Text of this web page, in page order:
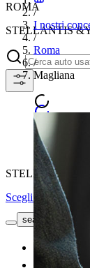
ROMA
STELLANTIS
STELLANTIS
Scegli un'altra città
search button -
Nuovo
/
I nostri
/
Roma
/
Magliana